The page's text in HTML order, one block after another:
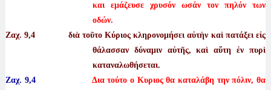
και εμάζευσε χρυσόν ωσάν τον πηλόν των
οδών.
Ζαχ. 9,4 διὰ τοῦτο Κύριος κληρονομήσει αὐτὴν καὶ πατάξει εἰς
θάλασσαν δύναμιν αὐτῆς, καὶ αὕτη ἐν πυρὶ
καταναλωθήσεται.
Ζαχ. 9,4 Δια τούτο ο Κυριος θα καταλάβη την πόλιν, θα